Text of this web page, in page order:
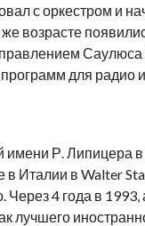
с оркестром и
возрасте
для радио
Р. Липицера
Италии в Walter
4 года в 1993,
лучшего